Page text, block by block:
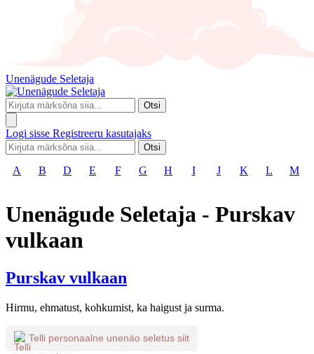
Unenägude Seletaja
Otsi
Logi sisse Registreeru kasutajaks
Otsi
A B D E F G H I J K L M
Unenägude Seletaja - Purskav
vulkaan
Purskav vulkaan
Hirmu, ehmatust, kohkumist, ka haigust ja surma.
Telli personaalne unenäo seletus siit